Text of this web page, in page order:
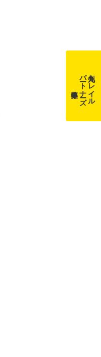
九州トレイル
パートナーズ